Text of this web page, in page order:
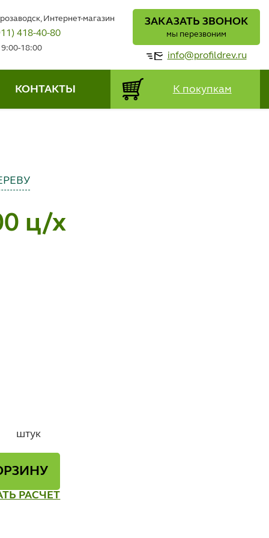
Интернет-магазин
418-40-80
9:00-18:00
ЗАКАЗАТЬ ЗВОНОК
мы перезвоним
info@profildrev.ru
КОНТАКТЫ К покупкам
ц/х
штук
РАСЧЕТ